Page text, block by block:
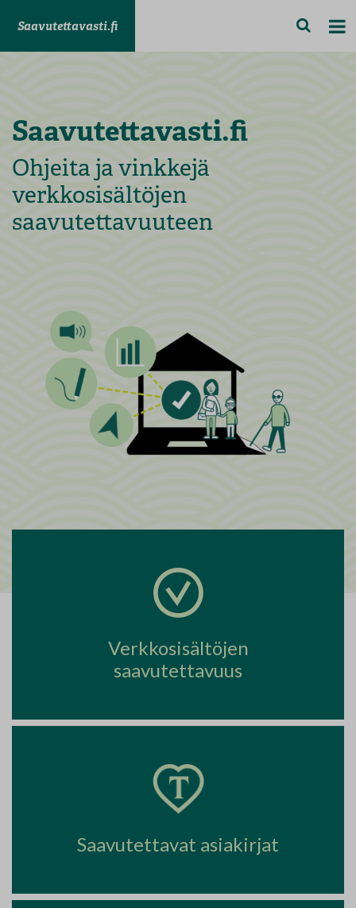
Saavutettavasti.fi
Saavutettavasti.fi
Ohjeita ja vinkkejä
verkkosisältöjen
saavutettavuuteen
Verkkosisältöjen
saavutettavuus
Saavutettavat asiakirjat